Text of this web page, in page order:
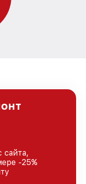
сайта,
-25%